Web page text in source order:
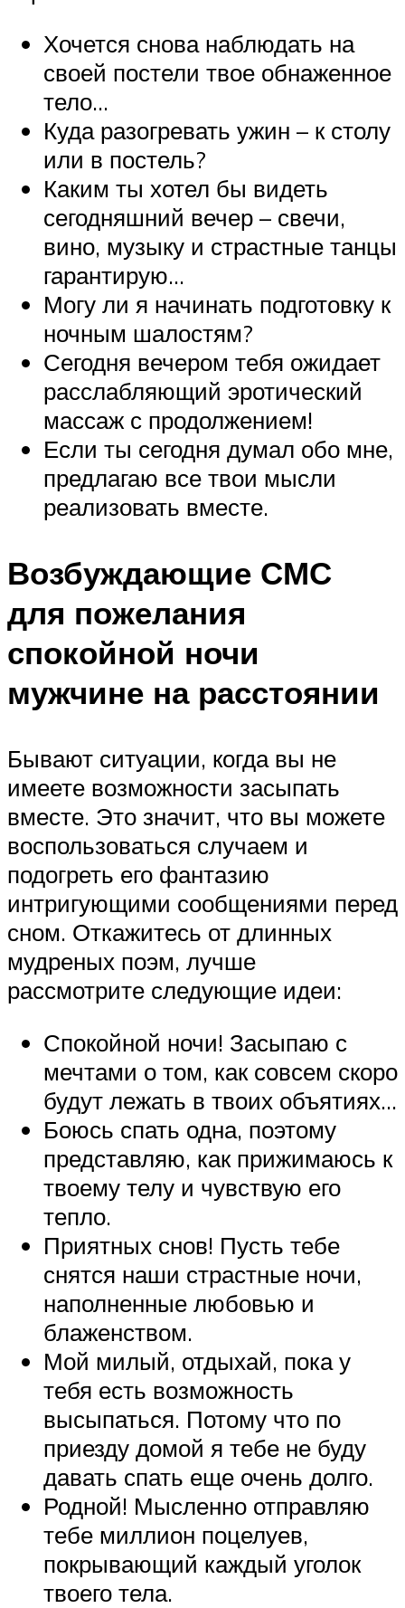
Хочется снова наблюдать на
своей постели твое обнаженное
тело…
Куда разогревать ужин – к столу
или в постель?
Каким ты хотел бы видеть
сегодняшний вечер – свечи,
вино, музыку и страстные танцы
гарантирую…
Могу ли я начинать подготовку к
ночным шалостям?
Сегодня вечером тебя ожидает
расслабляющий эротический
массаж с продолжением!
Если ты сегодня думал обо мне,
предлагаю все твои мысли
реализовать вместе.
Возбуждающие СМС
для пожелания
спокойной ночи
мужчине на расстоянии
Бывают ситуации, когда вы не
имеете возможности засыпать
вместе. Это значит, что вы можете
воспользоваться случаем и
подогреть его фантазию
интригующими сообщениями перед
сном. Откажитесь от длинных
мудреных поэм, лучше
рассмотрите следующие идеи:
Спокойной ночи! Засыпаю с
мечтами о том, как совсем скоро
будут лежать в твоих объятиях…
Боюсь спать одна, поэтому
представляю, как прижимаюсь к
твоему телу и чувствую его
тепло.
Приятных снов! Пусть тебе
снятся наши страстные ночи,
наполненные любовью и
блаженством.
Мой милый, отдыхай, пока у
тебя есть возможность
высыпаться. Потому что по
приезду домой я тебе не буду
давать спать еще очень долго.
Родной! Мысленно отправляю
тебе миллион поцелуев,
покрывающий каждый уголок
твоего тела.